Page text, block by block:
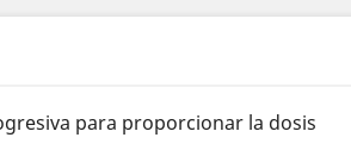
para proporcionar la dosis